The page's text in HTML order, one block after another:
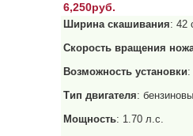
6,250руб.
Ширина скашивания: 42
Скорость вращения
Возможность установки:
Тип двигателя:
Мощность: 1.70 л.с.